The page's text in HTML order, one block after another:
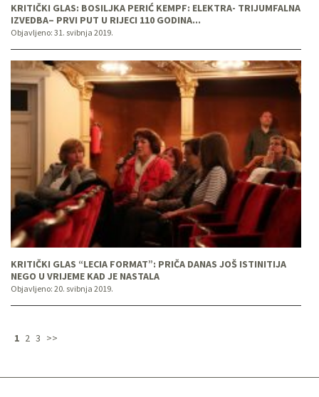
KRITIČKI GLAS: BOSILJKA PERIĆ KEMPF: ELEKTRA- TRIJUMFALNA
IZVEDBA– PRVI PUT U RIJECI 110 GODINA...
Objavljeno: 31. svibnja 2019.
KRITIČKI GLAS “LECIA FORMAT”: PRIČA DANAS JOŠ ISTINITIJA
NEGO U VRIJEME KAD JE NASTALA
Objavljeno: 20. svibnja 2019.
1 2 3 >>